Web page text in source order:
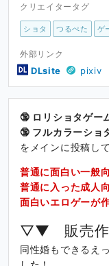
クリエイタータグ
ショタ つるぺた ゲ
外部リンク
DLsite pixiv
🔞 ロリショタゲー
🔞 フルカラーショ
をメインに投稿し
普通に面白い一般
普通に入った成人
面白いエロゲーが
▽▼ 販売
同性婚もできるえ